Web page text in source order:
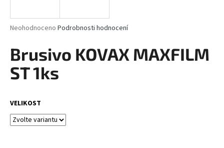
Průměrné
produktu
je
0,0
z
Neohodnoceno Podrobnosti hodnocení
Brusivo KOVAX MAXFILM
ST 1ks
VELIKOST
j
t
?
HLEDAT